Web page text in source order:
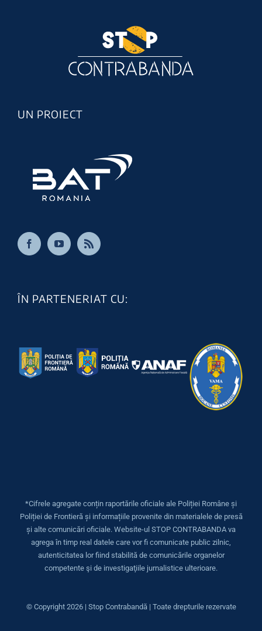
UN PROIECT
ÎN PARTENERIAT CU:
*Cifrele agregate conțin raportările oficiale ale Poliției Române și
Poliției de Frontieră și informațiile provenite din materialele de presă
și alte comunicări oficiale. Website-ul STOP CONTRABANDA va
agrega în timp real datele care vor fi comunicate public zilnic,
autenticitatea lor fiind stabilită de comunicările organelor
competente şi de investigaţiile jurnalistice ulterioare.
© Copyright 2026 | Stop Contrabandă | Toate drepturile rezervate